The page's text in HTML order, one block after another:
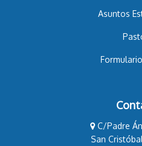
Asuntos
C/Padre
San